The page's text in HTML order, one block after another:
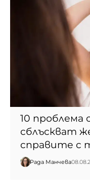
10 проблема
сблъскват
справите с
Рада Манчева